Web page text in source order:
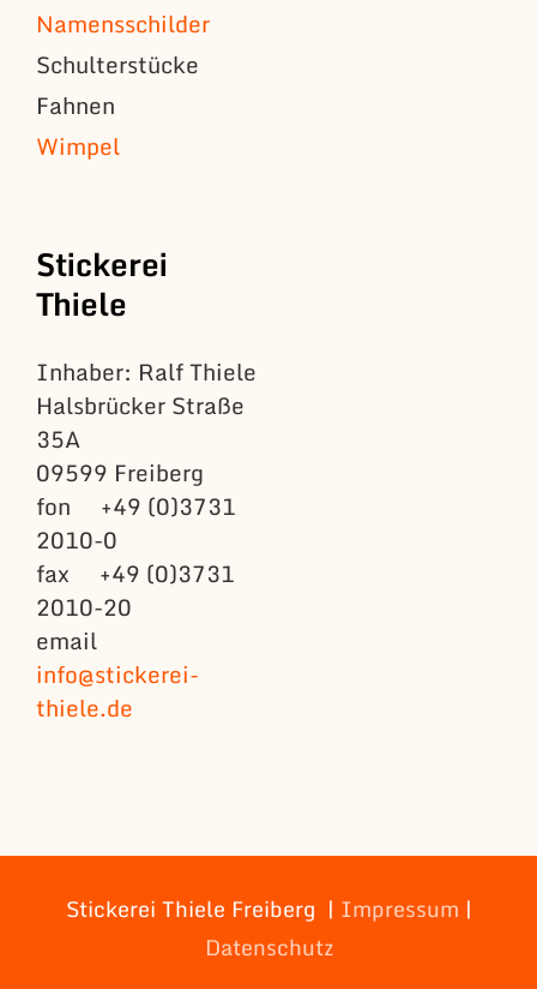
Namensschilder
Schulterstücke
Fahnen
Wimpel
Stickerei
Thiele
Inhaber: Ralf Thiele
Halsbrücker Straße
35A
09599 Freiberg
fon +49 (0)3731
2010-0
fax +49 (0)3731
2010-20
email
info@stickerei-
thiele.de
Stickerei Thiele Freiberg | Impressum |
Datenschutz